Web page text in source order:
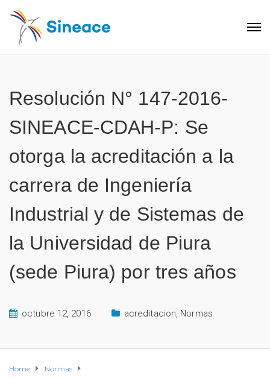
Resolución N° 147-2016-
SINEACE-CDAH-P: Se
otorga la acreditación a la
carrera de Ingeniería
Industrial y de Sistemas de
la Universidad de Piura
(sede Piura) por tres años
octubre 12, 2016 acreditacion, Normas
Home
Normas